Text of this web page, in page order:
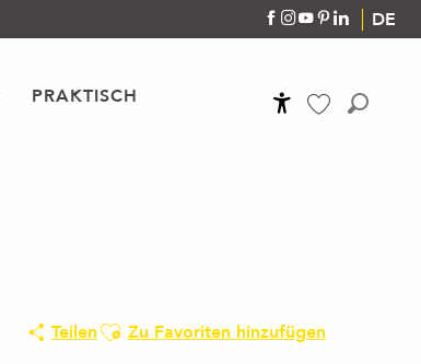
DE
PRAKTISCH
TeilenAjouter aux favoris
Zu Favoriten hinzufügen